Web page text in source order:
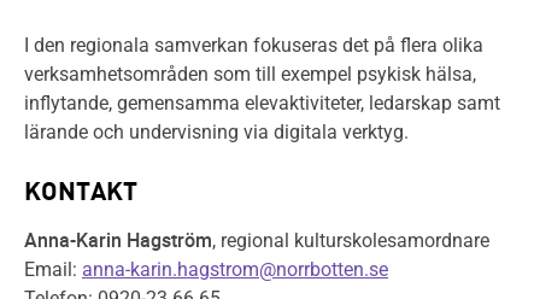
I den regionala samverkan fokuseras det på flera olika
verksamhetsområden som till exempel psykisk hälsa,
inflytande, gemensamma elevaktiviteter, ledarskap samt
lärande och undervisning via digitala verktyg.
KONTAKT
Anna-Karin Hagström, regional kulturskolesamordnare
Email: anna-karin.hagstrom@norrbotten.se